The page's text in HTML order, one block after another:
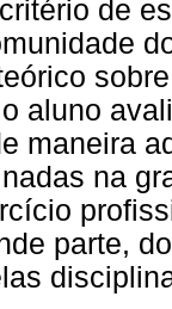
de
aluno
maneira
na
parte,